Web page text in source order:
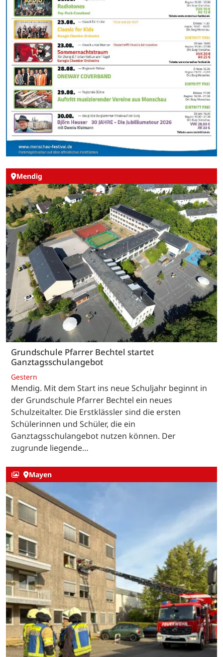
Mendig
Grundschule Pfarrer Bechtel startet
Ganztagsschulangebot
Gestern
Mendig. Mit dem Start ins neue Schuljahr beginnt in
der Grundschule Pfarrer Bechtel ein neues
Schulzeitalter. Die Erstklässler sind die ersten
Schülerinnen und Schüler, die ein
Ganztagsschulangebot nutzen können. Der
zugrunde liegende…
Mayen